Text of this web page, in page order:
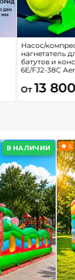
Насос/
нагнетатель
батутов и
6E/FJ2-38C
От 13
В НАЛИЧИИ 5